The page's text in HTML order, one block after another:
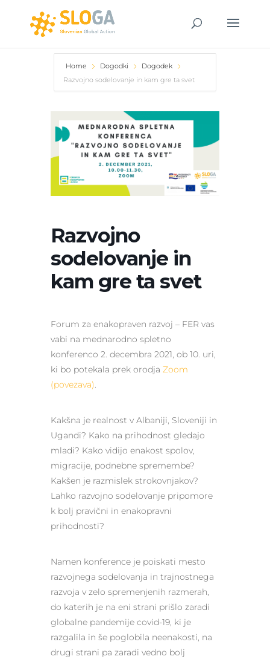
Home Dogodki
Dogodek
Razvojno sodelovanje in kam gre ta svet
Razvojno
sodelovanje in
kam gre ta svet
Forum za enakopraven razvoj – FER vas
vabi na mednarodno spletno
konferenco 2. decembra 2021, ob 10. uri,
ki bo potekala prek orodja Zoom
(povezava).
Kakšna je realnost v Albaniji, Sloveniji in
Ugandi? Kako na prihodnost gledajo
mladi? Kako vidijo enakost spolov,
migracije, podnebne spremembe?
Kakšen je razmislek strokovnjakov?
Lahko razvojno sodelovanje pripomore
k bolj pravični in enakopravni
prihodnosti?
Namen konference je poiskati mesto
razvojnega sodelovanja in trajnostnega
razvoja v zelo spremenjenih razmerah,
do katerih je na eni strani prišlo zaradi
globalne pandemije covid-19, ki je
razgalila in še poglobila neenakosti, na
drugi strani pa zaradi vedno bolj